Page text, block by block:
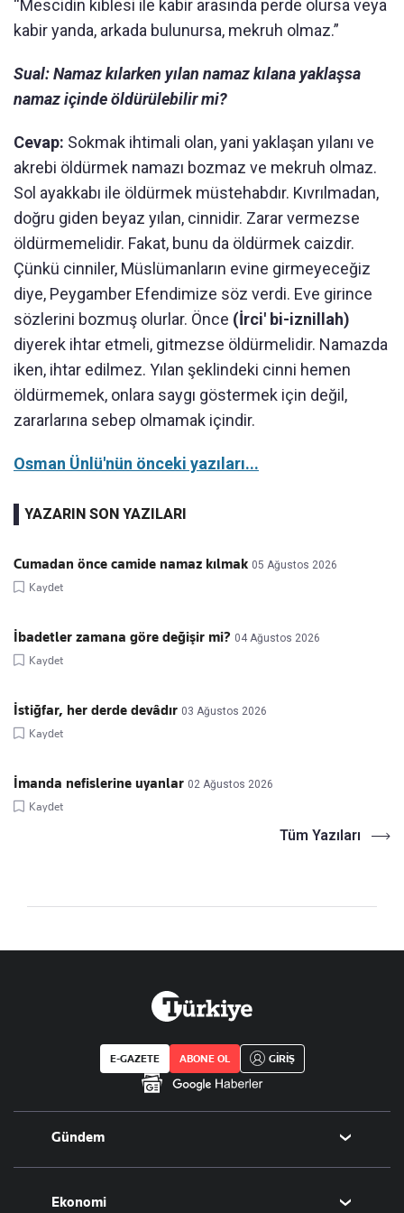
“Mescidin kıblesi ile kabir arasında perde olursa veya
kabir yanda, arkada bulunursa, mekruh olmaz.”
Sual: Namaz kılarken yılan namaz kılana yaklaşsa
namaz içinde öldürülebilir mi?
Cevap: Sokmak ihtimali olan, yani yaklaşan yılanı ve
akrebi öldürmek namazı bozmaz ve mekruh olmaz.
Sol ayakkabı ile öldürmek müstehabdır. Kıvrılmadan,
doğru giden beyaz yılan, cinnidir. Zarar vermezse
öldürmemelidir. Fakat, bunu da öldürmek caizdir.
Çünkü cinniler, Müslümanların evine girmeyeceğiz
diye, Peygamber Efendimize söz verdi. Eve girince
sözlerini bozmuş olurlar. Önce (İrci' bi-iznillah)
diyerek ihtar etmeli, gitmezse öldürmelidir. Namazda
iken, ihtar edilmez. Yılan şeklindeki cinni hemen
öldürmemek, onlara saygı göstermek için değil,
zararlarına sebep olmamak içindir.
Osman Ünlü'nün önceki yazıları...
YAZARIN SON YAZILARI
Cumadan önce camide namaz kılmak 05 Ağustos 2026
Kaydet
İbadetler zamana göre değişir mi? 04 Ağustos 2026
Kaydet
İstiğfar, her derde devâdır 03 Ağustos 2026
Kaydet
İmanda nefislerine uyanlar 02 Ağustos 2026
Kaydet
Tüm Yazıları
E-GAZETE ABONE OL GİRİŞ
Gündem
Politika
Eğitim
Ekonomi